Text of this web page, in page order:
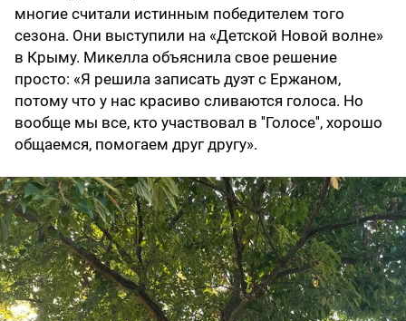
многие считали истинным победителем того
сезона. Они выступили на «Детской Новой волне»
в Крыму. Микелла объяснила свое решение
просто: «Я решила записать дуэт с Ержаном,
потому что у нас красиво сливаются голоса. Но
вообще мы все, кто участвовал в ''Голосе'', хорошо
общаемся, помогаем друг другу».